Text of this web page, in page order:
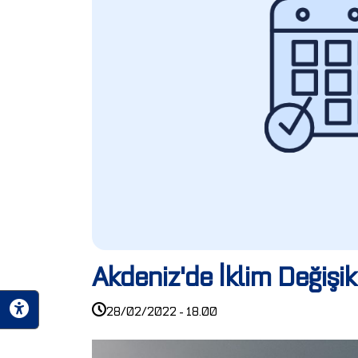
Akdeniz'de İklim
28/02/2022 - 18.00